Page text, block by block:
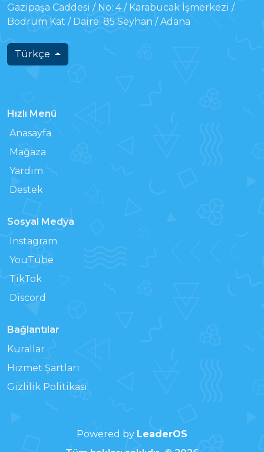
Gazipaşa Caddesi / No: 4 / Karabucak İşmerkezi /
Bodrum Kat / Daire: 85 Seyhan / Adana
Türkçe
Hızlı Menü
Anasayfa
Mağaza
Yardım
Destek
Sosyal Medya
Instagram
YouTube
TikTok
Discord
Bağlantılar
Kurallar
Hizmet Şartları
Gizlilik Politikası
Powered by LeaderOS